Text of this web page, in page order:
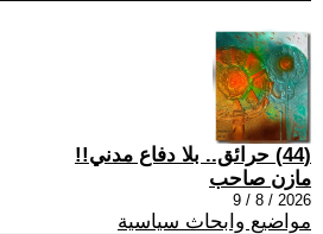
(44) حرائق.. بلا دفاع مدني!!
مازن صاحب
2026 / 8 / 9
مواضيع وابحاث سياسية